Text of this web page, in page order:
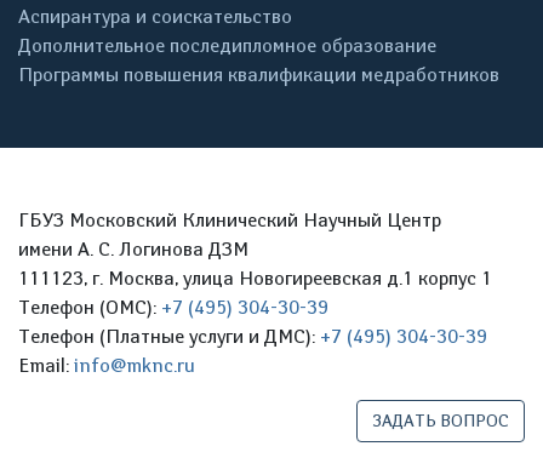
Аспирантура и соискательство
Дополнительное последипломное образование
Программы повышения квалификации медработников
ГБУЗ Московский Клинический Научный Центр
имени А. С. Логинова ДЗМ
111123, г. Москва, улица Новогиреевская д.1 корпус 1
Телефон (ОМС): +7 (495) 304-30-39
Телефон (Платные услуги и ДМС): +7 (495) 304-30-39
Email: info@mknc.ru
ЗАДАТЬ ВОПРОС